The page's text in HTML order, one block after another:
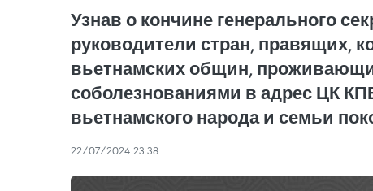
Узнав о кончине генерального
руководители стран, правящих,
вьетнамских общин,
соболезнованиями в адрес ЦК
вьетнамского народа и семьи
22/07/2024 23:38